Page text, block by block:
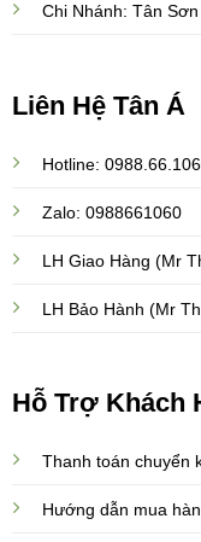
Chi Nhánh: Tân
Liên Hệ Tân Á
Hotline:
Zalo: 0988661060
LH Giao Hàng (Mr
LH Bảo Hành (Mr
Hỗ Trợ Khách
Thanh toán chuyển
Hướng dẫn mua